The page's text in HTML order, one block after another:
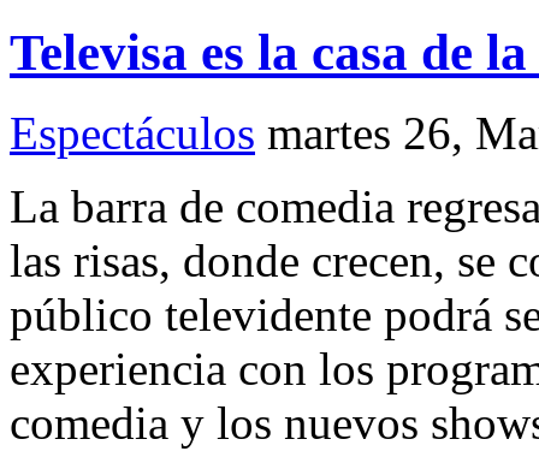
Televisa es la casa de
Espectáculos martes 26,
La barra de comedia
las risas, donde crecen, se
público televidente podrá
experiencia con los
comedia y los nuevos